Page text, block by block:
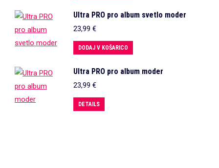
Ultra PRO pro album svetlo moder
23,99 €
DODAJ V KOŠARICO
Ultra PRO pro album moder
23,99 €
DETAILS